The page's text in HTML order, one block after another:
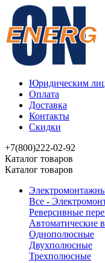
Юридическим
Оплата
Доставка
Контакты
Скидки
+7(800)222-02-92
Каталог товаров
Каталог товаров
Все -
Реверсивные
Автоматические
Однополюсные
Двухполюсные
Трехполюсные